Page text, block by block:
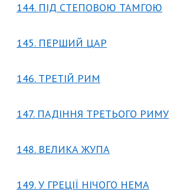
144. ПІД СТЕПОВОЮ ТАМГОЮ
145. ПЕРШИЙ ЦАР
146. ТРЕТІЙ РИМ
147. ПАДІННЯ ТРЕТЬОГО РИМУ
148. ВЕЛИКА ЖУПА
149. У ГРЕЦІЇ НІЧОГО НЕМА